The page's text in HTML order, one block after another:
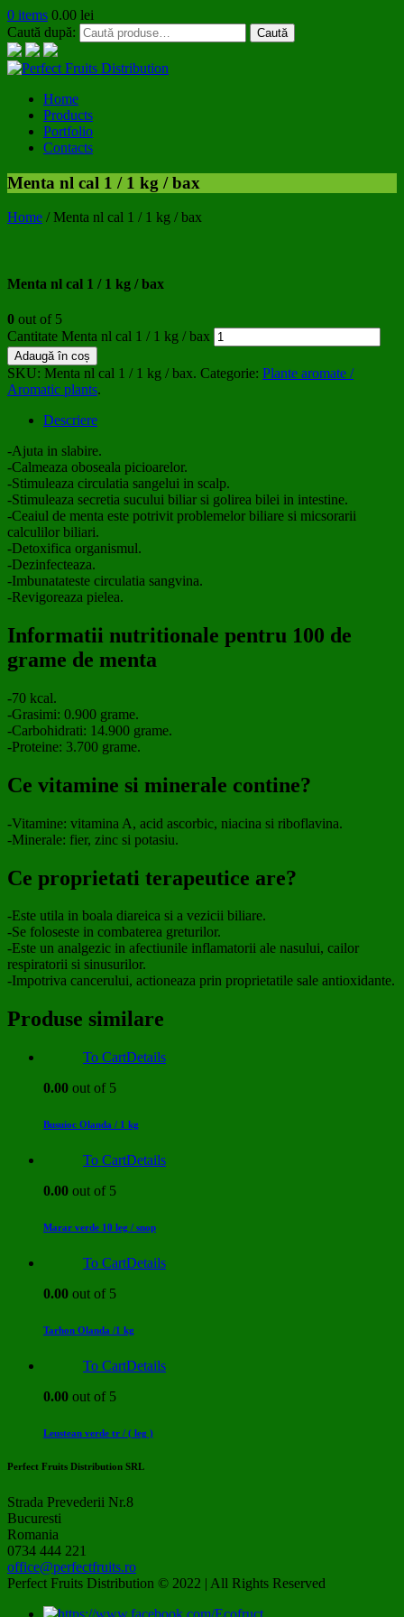
0 items 0.00 lei
Caută după:
Caută
Home
Products
Portfolio
Contacts
Menta nl cal 1 / 1 kg / bax
Home /Menta nl cal 1 / 1 kg / bax
Menta nl cal 1 / 1 kg / bax
0 out of 5
Cantitate Menta nl cal 1 / 1 kg / bax
Adaugă în coș
SKU: Menta nl cal 1 / 1 kg / bax. Categorie: Plante aromate /
Aromatic plants.
Descriere
-Ajuta in slabire.
-Calmeaza oboseala picioarelor.
-Stimuleaza circulatia sangelui in scalp.
-Stimuleaza secretia sucului biliar si golirea bilei in intestine.
-Ceaiul de menta este potrivit problemelor biliare si micsorarii
calculilor biliari.
-Detoxifica organismul.
-Dezinfecteaza.
-Imbunatateste circulatia sangvina.
-Revigoreaza pielea.
Informatii nutritionale pentru 100 de
grame de menta
-70 kcal.
-Grasimi: 0.900 grame.
-Carbohidrati: 14.900 grame.
-Proteine: 3.700 grame.
Ce vitamine si minerale contine?
-Vitamine: vitamina A, acid ascorbic, niacina si riboflavina.
-Minerale: fier, zinc si potasiu.
Ce proprietati terapeutice are?
-Este utila in boala diareica si a vezicii biliare.
-Se foloseste in combaterea greturilor.
-Este un analgezic in afectiunile inflamatorii ale nasului, cailor
respiratorii si sinusurilor.
-Impotriva cancerului, actioneaza prin proprietatile sale antioxidante.
Produse similare
To CartDetails
0.00 out of 5
Busuioc Olanda / 1 kg
To CartDetails
0.00 out of 5
Marar verde 10 leg / snop
To CartDetails
0.00 out of 5
Tarhon Olanda /1 kg
To CartDetails
0.00 out of 5
Leustean verde tr / ( leg )
Perfect Fruits Distribution SRL
Strada Prevederii Nr.8
Bucuresti
Romania
0734 444 221
office@perfectfruits.ro
Perfect Fruits Distribution © 2022 | All Rights Reserved